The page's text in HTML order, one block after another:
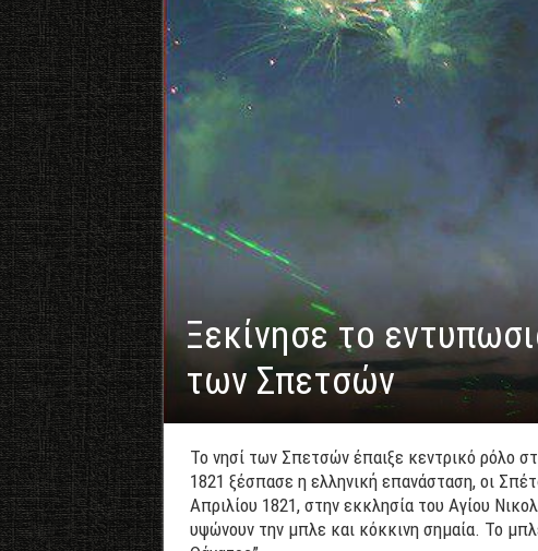
Ξεκίνησε το
των Σπετσών
Το νησί των Σπετσών έπαιξε κεντρικό ρόλο
1821 ξέσπασε η ελληνική επανάσταση, οι
Απριλίου 1821, στην εκκλησία του Αγίου
υψώνουν την μπλε και κόκκινη σημαία. Το